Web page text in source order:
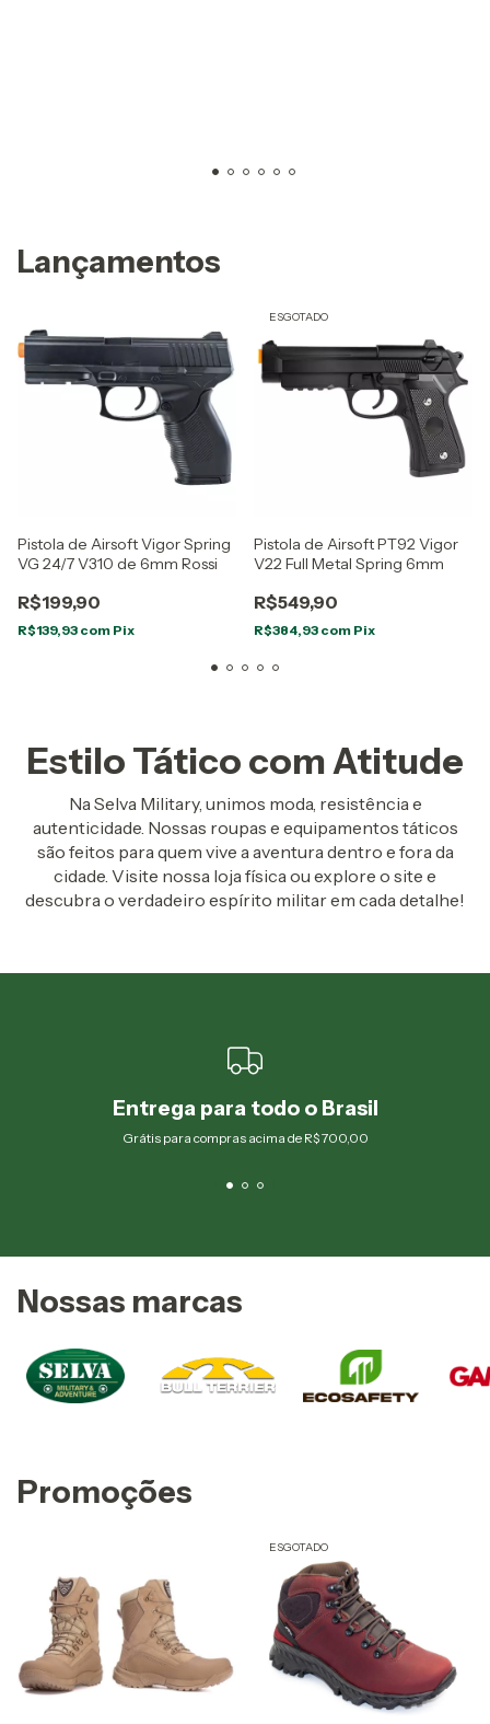
Lançamentos
Pistola de Airsoft Vigor Spring
VG 24/7 V310 de 6mm Rossi
R$199,90
R$139,93 com Pix
ESGOTADO
Pistola de Airsoft PT92 Vigor
V22 Full Metal Spring 6mm
R$549,90
R$384,93 com Pix
Estilo Tático com Atitude
Na Selva Military, unimos moda, resistência e
autenticidade. Nossas roupas e equipamentos táticos
são feitos para quem vive a aventura dentro e fora da
cidade. Visite nossa loja física ou explore o site e
descubra o verdadeiro espírito militar em cada detalhe!
Entrega para todo o Brasil
Grátis para compras acima de R$ 700,00
Nossas marcas
Promoções
ESGOTADO